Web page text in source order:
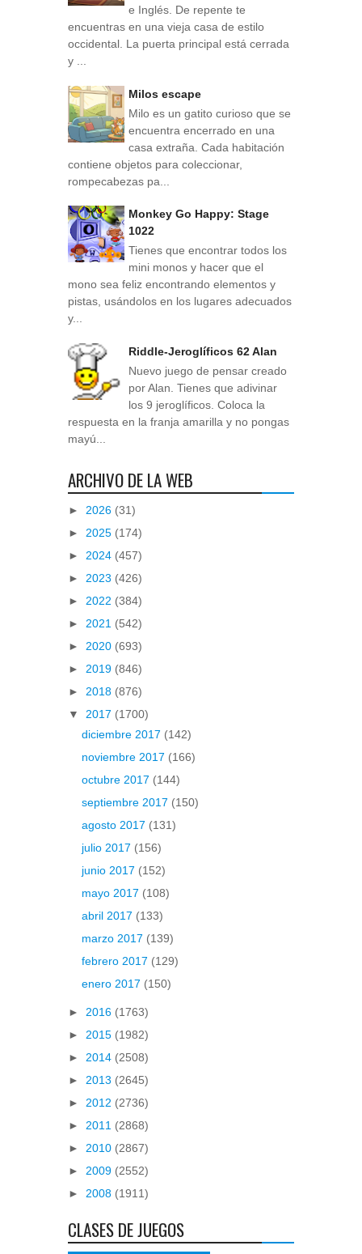
e Inglés. De repente te
encuentras en una vieja casa de estilo
occidental. La puerta principal está cerrada
y ...
Milos escape
Milo es un gatito curioso que se
encuentra encerrado en una
casa extraña. Cada habitación
contiene objetos para coleccionar,
rompecabezas pa...
Monkey Go Happy: Stage
1022
Tienes que encontrar todos los
mini monos y hacer que el
mono sea feliz encontrando elementos y
pistas, usándolos en los lugares adecuados
y...
Riddle-Jeroglíficos 62 Alan
Nuevo juego de pensar creado
por Alan. Tienes que adivinar
los 9 jeroglíficos. Coloca la
respuesta en la franja amarilla y no pongas
mayú...
ARCHIVO DE LA WEB
► 2026 (31)
► 2025 (174)
► 2024 (457)
► 2023 (426)
► 2022 (384)
► 2021 (542)
► 2020 (693)
► 2019 (846)
► 2018 (876)
▼ 2017 (1700)
diciembre 2017 (142)
noviembre 2017 (166)
octubre 2017 (144)
septiembre 2017 (150)
agosto 2017 (131)
julio 2017 (156)
junio 2017 (152)
mayo 2017 (108)
abril 2017 (133)
marzo 2017 (139)
febrero 2017 (129)
enero 2017 (150)
► 2016 (1763)
► 2015 (1982)
► 2014 (2508)
► 2013 (2645)
► 2012 (2736)
► 2011 (2868)
► 2010 (2867)
► 2009 (2552)
► 2008 (1911)
CLASES DE JUEGOS